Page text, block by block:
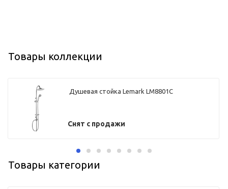
Товары коллекции
Душевая стойка Lemark LM8801С
Снят с продажи
Товары категории